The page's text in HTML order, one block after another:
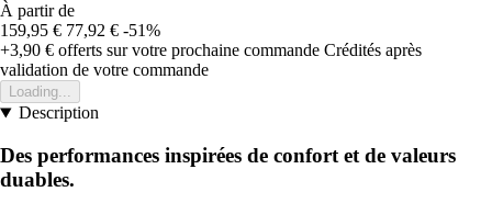
À partir de
159,95 € 77,92 € -51%
+3,90 € offerts sur votre prochaine commande Crédités après
validation de votre commande
Loading...
Description
Des performances inspirées de confort et de valeurs
duables.